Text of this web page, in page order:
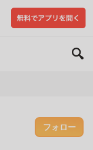
フォロー